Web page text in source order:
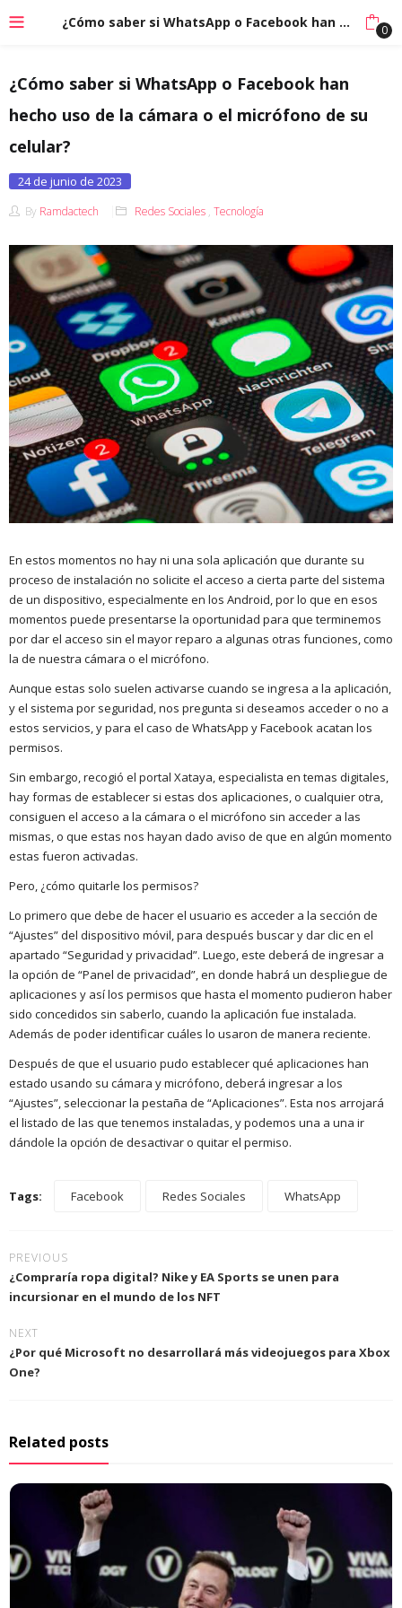
¿Cómo saber si WhatsApp o Facebook han hecho uso de la cámara o el micrófono de su celular? 0
¿Cómo saber si WhatsApp o Facebook han
hecho uso de la cámara o el micrófono de su
celular?
Posted
24 de junio de 2023
By Ramdactech Redes Sociales , Tecnología
En estos momentos no hay ni una sola aplicación que durante su
proceso de instalación no solicite el acceso a cierta parte del sistema
de un dispositivo, especialmente en los Android, por lo que en esos
momentos puede presentarse la oportunidad para que terminemos
por dar el acceso sin el mayor reparo a algunas otras funciones, como
la de nuestra cámara o el micrófono.
Aunque estas solo suelen activarse cuando se ingresa a la aplicación,
y el sistema por seguridad, nos pregunta si deseamos acceder o no a
estos servicios, y para el caso de WhatsApp y Facebook acatan los
permisos.
Sin embargo, recogió el portal Xataya, especialista en temas digitales,
hay formas de establecer si estas dos aplicaciones, o cualquier otra,
consiguen el acceso a la cámara o el micrófono sin acceder a las
mismas, o que estas nos hayan dado aviso de que en algún momento
estas fueron activadas.
Pero, ¿cómo quitarle los permisos?
Lo primero que debe de hacer el usuario es acceder a la sección de
“Ajustes” del dispositivo móvil, para después buscar y dar clic en el
apartado “Seguridad y privacidad”. Luego, este deberá de ingresar a
la opción de “Panel de privacidad”, en donde habrá un despliegue de
aplicaciones y así los permisos que hasta el momento pudieron haber
sido concedidos sin saberlo, cuando la aplicación fue instalada.
Además de poder identificar cuáles lo usaron de manera reciente.
Después de que el usuario pudo establecer qué aplicaciones han
estado usando su cámara y micrófono, deberá ingresar a los
“Ajustes”, seleccionar la pestaña de “Aplicaciones”. Esta nos arrojará
el listado de las que tenemos instaladas, y podemos una a una ir
dándole la opción de desactivar o quitar el permiso.
Tags: Facebook Redes Sociales WhatsApp
PREVIOUS
¿Compraría ropa digital? Nike y EA Sports se unen para
incursionar en el mundo de los NFT
NEXT
¿Por qué Microsoft no desarrollará más videojuegos para Xbox
One?
Related posts